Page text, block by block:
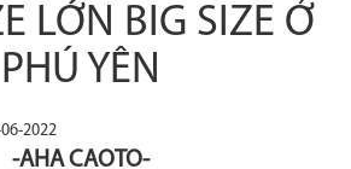
LỚN BIG SIZE Ở
PHÚ YÊN
2022
-AHA CAOTO-